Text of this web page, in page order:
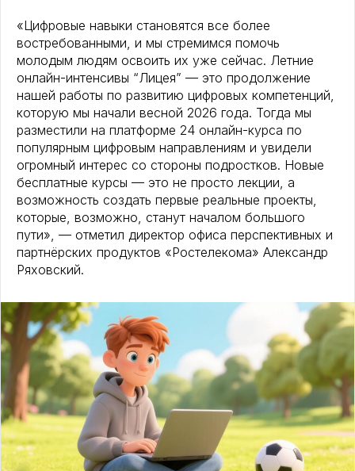
«Цифровые навыки становятся все более
востребованными, и мы стремимся помочь
молодым людям освоить их уже сейчас. Летние
онлайн-интенсивы “Лицея” — это продолжение
нашей работы по развитию цифровых компетенций,
которую мы начали весной 2026 года. Тогда мы
разместили на платформе 24 онлайн-курса по
популярным цифровым направлениям и увидели
огромный интерес со стороны подростков. Новые
бесплатные курсы — это не просто лекции, а
возможность создать первые реальные проекты,
которые, возможно, станут началом большого
пути», — отметил директор офиса перспективных и
партнёрских продуктов «Ростелекома» Александр
Ряховский.